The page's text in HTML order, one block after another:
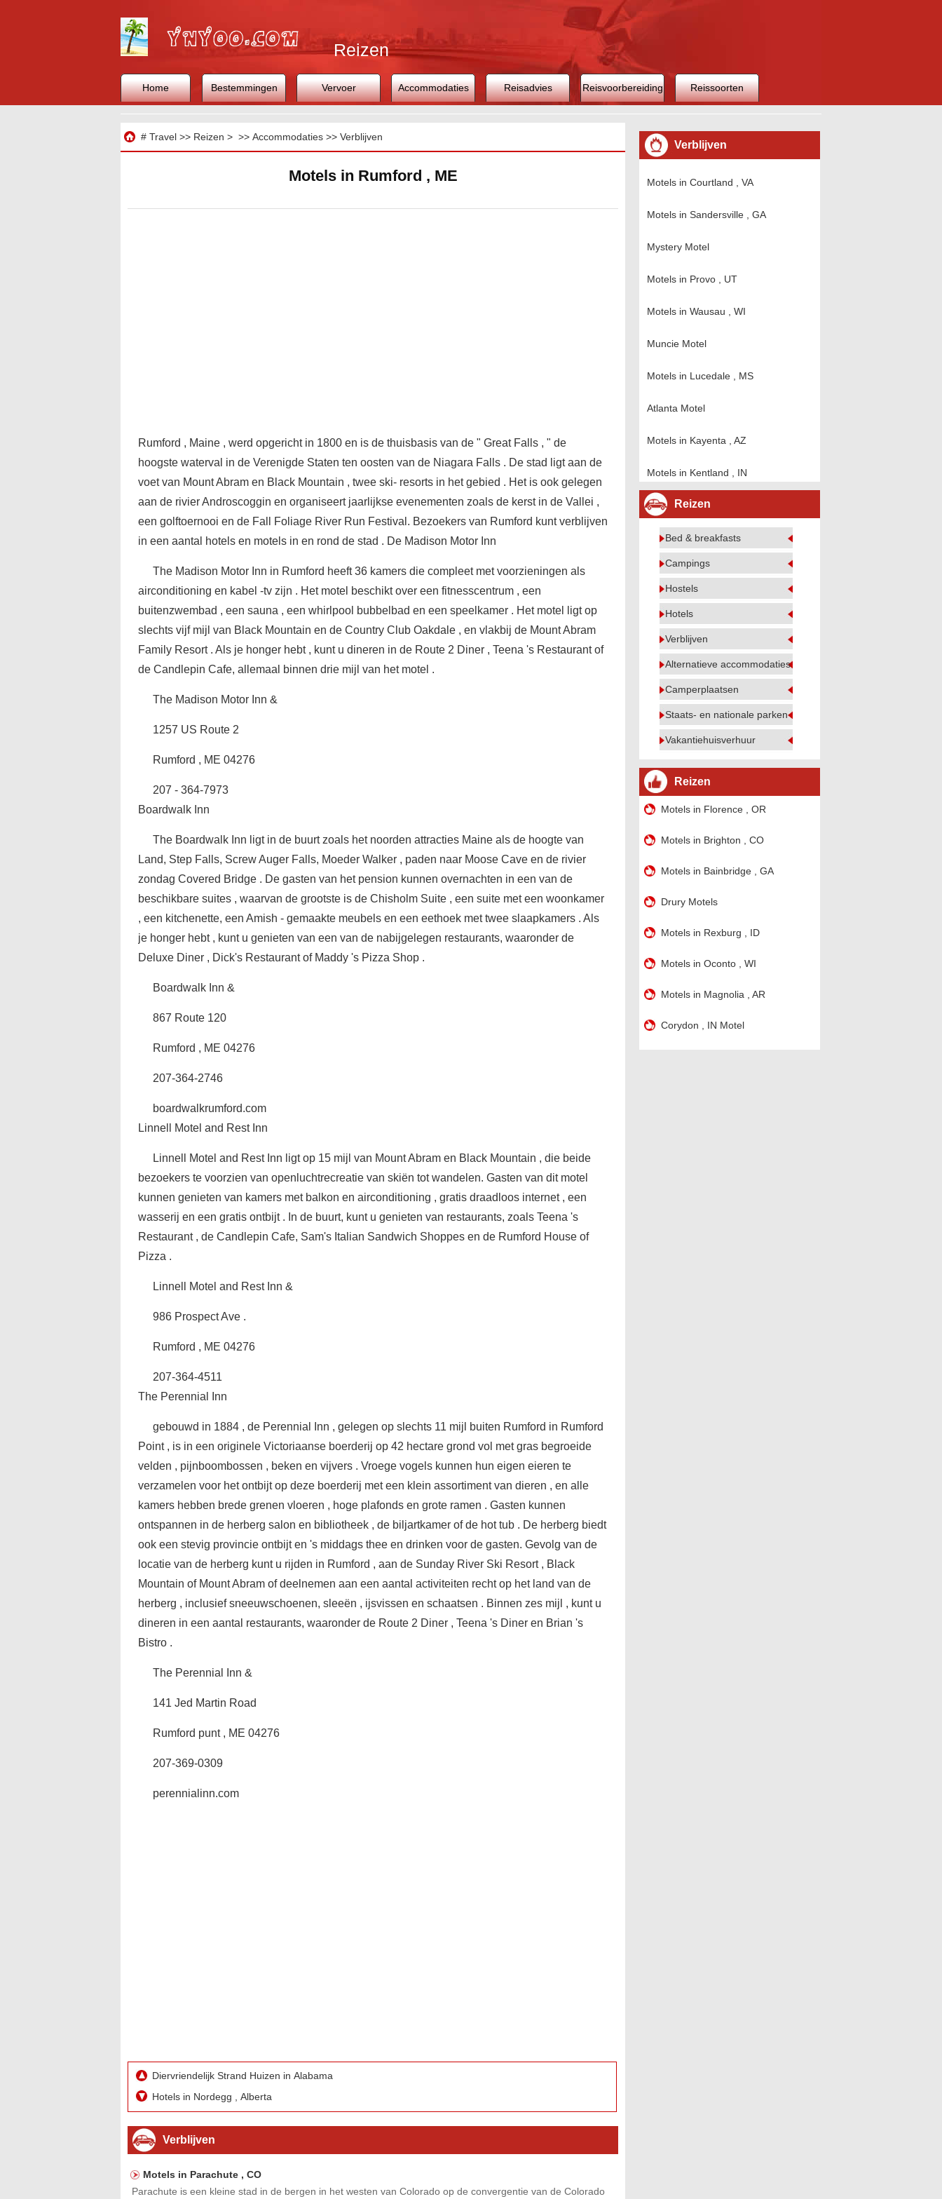
Reizen
Home Bestemmingen Vervoer Accommodaties Reisadvies Reisvoorbereiding Reissoorten
# Travel>> Reizen > >> Accommodaties>> Verblijven
Motels in Rumford , ME
Rumford , Maine , werd opgericht in 1800 en is de thuisbasis van de " Great Falls , " de
hoogste waterval in de Verenigde Staten ten oosten van de Niagara Falls . De stad ligt aan de
voet van Mount Abram en Black Mountain , twee ski- resorts in het gebied . Het is ook gelegen
aan de rivier Androscoggin en organiseert jaarlijkse evenementen zoals de kerst in de Vallei ,
een golftoernooi en de Fall Foliage River Run Festival. Bezoekers van Rumford kunt verblijven
in een aantal hotels en motels in en rond de stad . De Madison Motor Inn
The Madison Motor Inn in Rumford heeft 36 kamers die compleet met voorzieningen als
airconditioning en kabel -tv zijn . Het motel beschikt over een fitnesscentrum , een
buitenzwembad , een sauna , een whirlpool bubbelbad en een speelkamer . Het motel ligt op
slechts vijf mijl van Black Mountain en de Country Club Oakdale , en vlakbij de Mount Abram
Family Resort . Als je honger hebt , kunt u dineren in de Route 2 Diner , Teena 's Restaurant of
de Candlepin Cafe, allemaal binnen drie mijl van het motel .
The Madison Motor Inn &
1257 US Route 2
Rumford , ME 04276
207 - 364-7973
Boardwalk Inn
The Boardwalk Inn ligt in de buurt zoals het noorden attracties Maine als de hoogte van
Land, Step Falls, Screw Auger Falls, Moeder Walker , paden naar Moose Cave en de rivier
zondag Covered Bridge . De gasten van het pension kunnen overnachten in een van de
beschikbare suites , waarvan de grootste is de Chisholm Suite , een suite met een woonkamer
, een kitchenette, een Amish - gemaakte meubels en een eethoek met twee slaapkamers . Als
je honger hebt , kunt u genieten van een van de nabijgelegen restaurants, waaronder de
Deluxe Diner , Dick's Restaurant of Maddy 's Pizza Shop .
Boardwalk Inn &
867 Route 120
Rumford , ME 04276
207-364-2746
boardwalkrumford.com
Linnell Motel and Rest Inn
Linnell Motel and Rest Inn ligt op 15 mijl van Mount Abram en Black Mountain , die beide
bezoekers te voorzien van openluchtrecreatie van skiën tot wandelen. Gasten van dit motel
kunnen genieten van kamers met balkon en airconditioning , gratis draadloos internet , een
wasserij en een gratis ontbijt . In de buurt, kunt u genieten van restaurants, zoals Teena 's
Restaurant , de Candlepin Cafe, Sam's Italian Sandwich Shoppes en de Rumford House of
Pizza .
Linnell Motel and Rest Inn &
986 Prospect Ave .
Rumford , ME 04276
207-364-4511
The Perennial Inn
gebouwd in 1884 , de Perennial Inn , gelegen op slechts 11 mijl buiten Rumford in Rumford
Point , is in een originele Victoriaanse boerderij op 42 hectare grond vol met gras begroeide
velden , pijnboombossen , beken en vijvers . Vroege vogels kunnen hun eigen eieren te
verzamelen voor het ontbijt op deze boerderij met een klein assortiment van dieren , en alle
kamers hebben brede grenen vloeren , hoge plafonds en grote ramen . Gasten kunnen
ontspannen in de herberg salon en bibliotheek , de biljartkamer of de hot tub . De herberg biedt
ook een stevig provincie ontbijt en 's middags thee en drinken voor de gasten. Gevolg van de
locatie van de herberg kunt u rijden in Rumford , aan de Sunday River Ski Resort , Black
Mountain of Mount Abram of deelnemen aan een aantal activiteiten recht op het land van de
herberg , inclusief sneeuwschoenen, sleeën , ijsvissen en schaatsen . Binnen zes mijl , kunt u
dineren in een aantal restaurants, waaronder de Route 2 Diner , Teena 's Diner en Brian 's
Bistro .
The Perennial Inn &
141 Jed Martin Road
Rumford punt , ME 04276
207-369-0309
perennialinn.com
Diervriendelijk Strand Huizen in Alabama
Hotels in Nordegg , Alberta
Verblijven
Motels in Parachute , CO
Parachute is een kleine stad in de bergen in het westen van Colorado op de convergentie van de Colorado
Verblijven
Motels in Courtland , VA
Motels in Sandersville , GA
Mystery Motel
Motels in Provo , UT
Motels in Wausau , WI
Muncie Motel
Motels in Lucedale , MS
Atlanta Motel
Motels in Kayenta , AZ
Motels in Kentland , IN
Reizen
Bed & breakfasts
Campings
Hostels
Hotels
Verblijven
Alternatieve accommodaties
Camperplaatsen
Staats- en nationale parken
Vakantiehuisverhuur
Reizen
Motels in Florence , OR
Motels in Brighton , CO
Motels in Bainbridge , GA
Drury Motels
Motels in Rexburg , ID
Motels in Oconto , WI
Motels in Magnolia , AR
Corydon , IN Motel